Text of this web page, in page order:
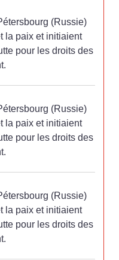
(Russie)
la paix et initiaient
pour les droits des
(Russie)
la paix et initiaient
pour les droits des
(Russie)
la paix et initiaient
pour les droits des